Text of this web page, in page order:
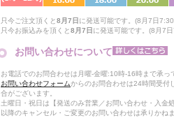
只今ご注文頂くと8月7日 に発送可能です。(8月7日
只今お振込みを頂くと8月7日 に発送可能です。(8月7
お問い合わせについて
お電話でのお問合わせは月曜-金曜:10時-16時まで承っ
お問い合わせフォームからのお問合わせは24時間受付
合がございます。
土曜日・祝日は【発送のみ営業／お問い合わせ・入
以降のキャンセル・ご変更のお問い合わせは承りかねま